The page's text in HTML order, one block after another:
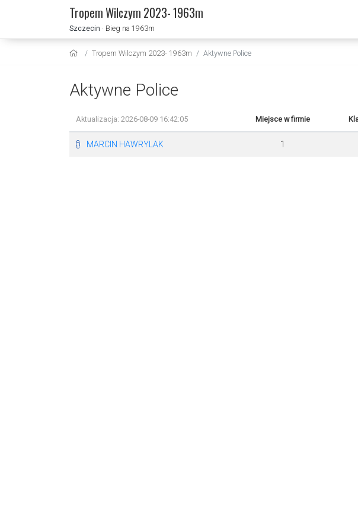
Tropem Wilczym 2023- 1963m
Szczecin · Bieg na 1963m
Tropem Wilczym 2023- 1963m Aktywne Police
Aktywne Police
Aktualizacja: 2026-08-09 16:42:05 Miejsce w firmie
MARCIN HAWRYLAK 1